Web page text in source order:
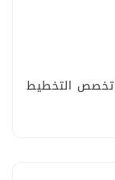
تخصص التخطيط